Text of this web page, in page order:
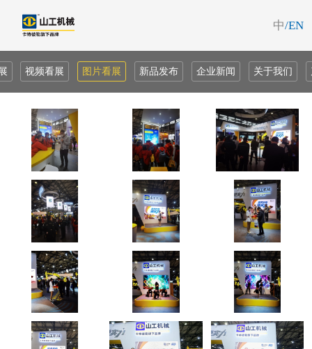
中/EN
视频看展 图片看展 新品发布 企业新闻 关于我们